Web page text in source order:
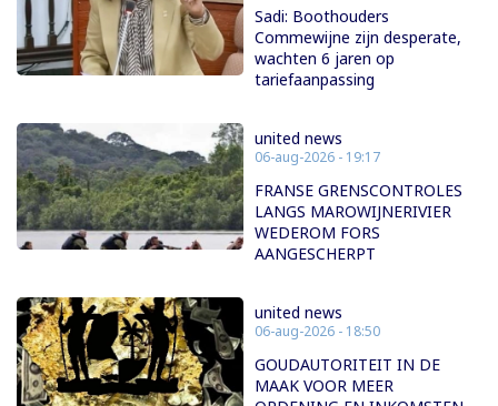
Sadi: Boothouders
Commewijne zijn desperate,
wachten 6 jaren op
tariefaanpassing
united news
06-aug-2026 - 19:17
FRANSE GRENSCONTROLES
LANGS MAROWIJNERIVIER
WEDEROM FORS
AANGESCHERPT
united news
06-aug-2026 - 18:50
GOUDAUTORITEIT IN DE
MAAK VOOR MEER